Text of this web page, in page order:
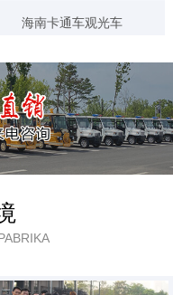
海南卡通车观光车